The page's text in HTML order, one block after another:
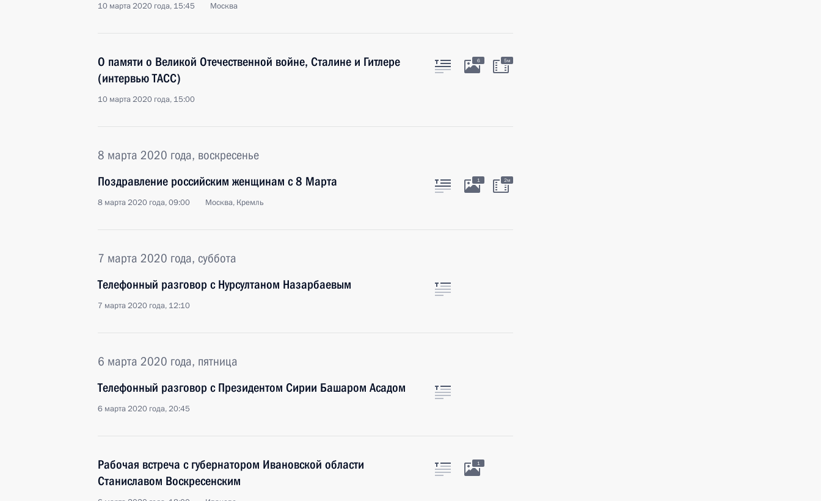
10 марта 2020 года, 15:45 Москва
О памяти о Великой Отечественной войне, Сталине и Гитлере
(интервью ТАСС)
10 марта 2020 года, 15:00
6 5м
8 марта 2020 года, воскресенье
Поздравление российским женщинам с 8 Марта
8 марта 2020 года, 09:00 Москва, Кремль
1 2м
7 марта 2020 года, суббота
Телефонный разговор с Нурсултаном Назарбаевым
7 марта 2020 года, 12:10
6 марта 2020 года, пятница
Телефонный разговор с Президентом Сирии Башаром Асадом
6 марта 2020 года, 20:45
Рабочая встреча с губернатором Ивановской области
Станиславом Воскресенским
1